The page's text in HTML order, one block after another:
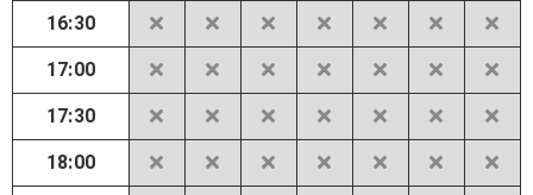
16:30
17:00
17:30
18:00